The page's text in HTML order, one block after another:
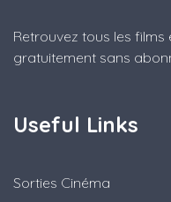
Retrouvez tous les
gratuitement sans
Useful Links
Sorties Cinéma